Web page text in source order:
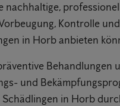
nachhaltige,
Kontrolle
in Horb anbieten
Behandlungen
und
in Horb